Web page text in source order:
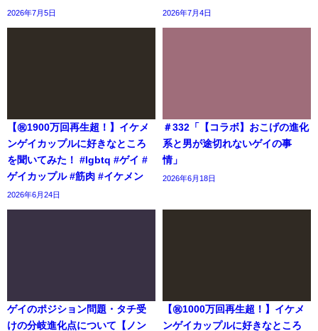
2026年7月5日 2026年7月4日
【㊗️1900万回再生超！】イケメ
ンゲイカップルに好きなところ
を聞いてみた！ #lgbtq #ゲイ #
ゲイカップル #筋肉 #イケメン
2026年6月24日
＃332「【コラボ】おこげの進化
系と男が途切れないゲイの事
情」
2026年6月18日
ゲイのポジション問題・タチ受
けの分岐進化点について【ノン
【㊗️1000万回再生超！】イケメ
ンゲイカップルに好きなところ